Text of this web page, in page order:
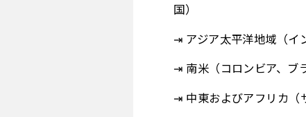
国）
⇥ アジア太平洋地域（イ
⇥ 南米（コロンビア、ブ
⇥ 中東およびアフリカ（